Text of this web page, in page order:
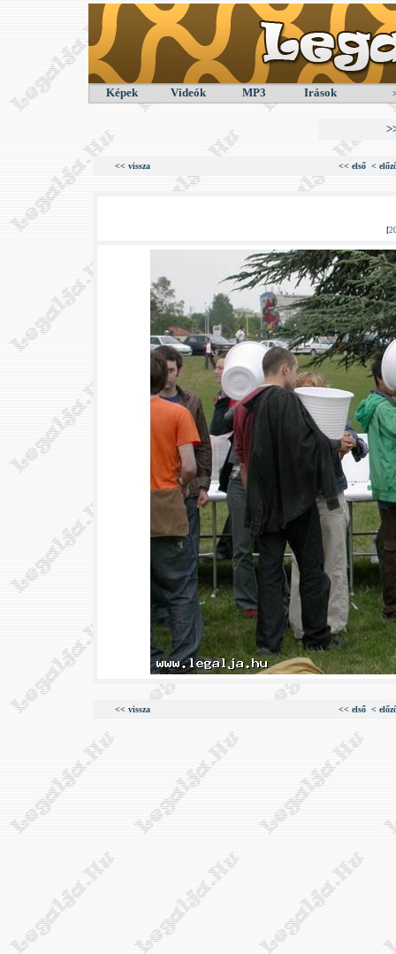
Képek Videók MP3 Irások
<< vissza << első <
[
<< vissza << első <